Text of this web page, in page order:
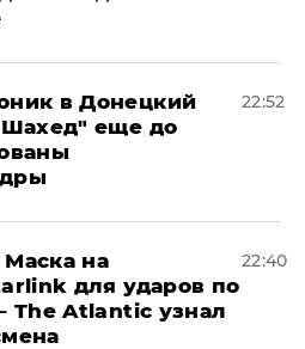
в Донецкий
еще до
22:52
на
для ударов по
The Atlantic узнал
22:40